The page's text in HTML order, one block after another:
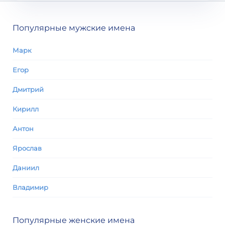
Популярные мужские имена
Марк
Егор
Дмитрий
Кирилл
Антон
Ярослав
Даниил
Владимир
Популярные женские имена